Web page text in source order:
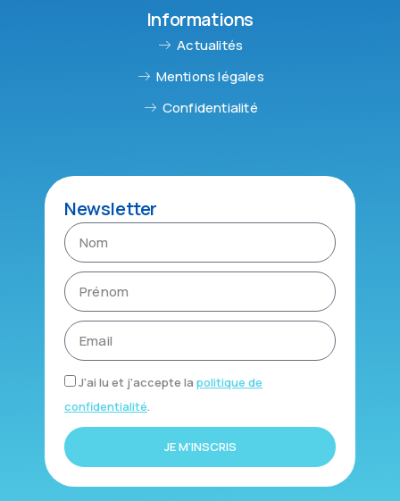
Informations
Actualités
Mentions légales
Confidentialité
Newsletter
J'ai lu et j'accepte lapolitique de
confidentialité.
JE M'INSCRIS